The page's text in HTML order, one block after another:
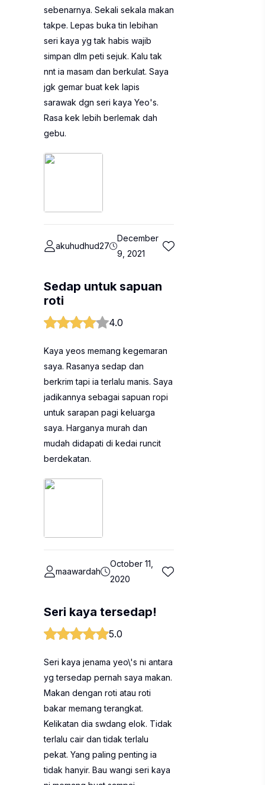
sebenarnya. Sekali sekala makan
takpe. Lepas buka tin lebihan
seri kaya yg tak habis wajib
simpan dlm peti sejuk. Kalu tak
nnt ia masam dan berkulat. Saya
jgk gemar buat kek lapis
sarawak dgn seri kaya Yeo's.
Rasa kek lebih berlemak dah
gebu.
akuhudhud27
December
9, 2021
Sedap untuk sapuan
roti
4.0
Kaya yeos memang kegemaran
saya. Rasanya sedap dan
berkrim tapi ia terlalu manis. Saya
jadikannya sebagai sapuan ropi
untuk sarapan pagi keluarga
saya. Harganya murah dan
mudah didapati di kedai runcit
berdekatan.
maawardah
October 11,
2020
Seri kaya tersedap!
5.0
Seri kaya jenama yeo\'s ni antara
yg tersedap pernah saya makan.
Makan dengan roti atau roti
bakar memang terangkat.
Kelikatan dia swdang elok. Tidak
terlalu cair dan tidak terlalu
pekat. Yang paling penting ia
tidak hanyir. Bau wangi seri kaya